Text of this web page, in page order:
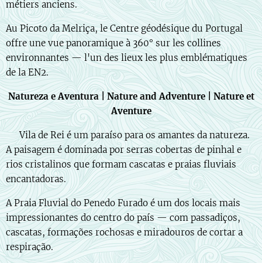
métiers anciens.
Au Picoto da Melriça, le Centre géodésique du Portugal
offre une vue panoramique à 360° sur les collines
environnantes — l'un des lieux les plus emblématiques
de la EN2.
Natureza e Aventura | Nature and Adventure | Nature et
Aventure
🇵🇹 Vila de Rei é um paraíso para os amantes da natureza.
A paisagem é dominada por serras cobertas de pinhal e
rios cristalinos que formam cascatas e praias fluviais
encantadoras.
A Praia Fluvial do Penedo Furado é um dos locais mais
impressionantes do centro do país — com passadiços,
cascatas, formações rochosas e miradouros de cortar a
respiração.